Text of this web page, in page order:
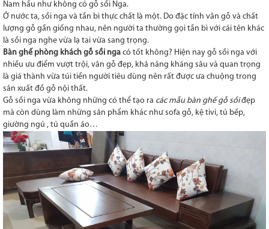
Nam hầu như không có gỗ sồi Nga.
Ở nước ta, sồi nga và tần bì thực chất là một. Do đặc tính vân gỗ và chất
lượng gỗ gần giống nhau, nên người ta thường gọi tần bì với cái tên khác
là sồi nga nghe vừa lạ tai vừa sang trọng.
Bàn ghế phòng khách gỗ sồi nga có tốt không? Hiện nay gỗ sồi nga với
nhiều ưu điểm vượt trội, vân gỗ đẹp, khả năng kháng sâu và quan trọng
là giá thành vừa túi tiền người tiêu dùng nên rất được ưa chuộng trong
sản xuất đồ gỗ nội thất.
Gỗ sồi nga vừa không những có thể tạo ra các mẫu bàn ghế gỗ sồiđẹp
mà còn dùng làm những sản phẩm khác như sofa gỗ, kệ tivi, tủ bếp,
giường ngủ , tủ quần áo…